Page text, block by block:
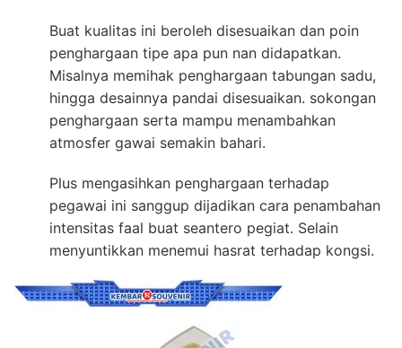
Buat kualitas ini beroleh disesuaikan dan poin
penghargaan tipe apa pun nan didapatkan.
Misalnya memihak penghargaan tabungan sadu,
hingga desainnya pandai disesuaikan. sokongan
penghargaan serta mampu menambahkan
atmosfer gawai semakin bahari.
Plus mengasihkan penghargaan terhadap
pegawai ini sanggup dijadikan cara penambahan
intensitas faal buat seantero pegiat. Selain
menyuntikkan menemui hasrat terhadap kongsi.